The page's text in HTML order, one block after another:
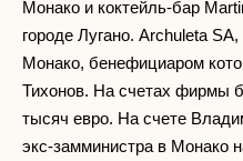
Монако и коктейль-бар
городе Лугано. Archuleta
Монако, бенефициаром
Тихонов. На счетах фирмы
тысяч евро. На счете
экс-замминистра в Монако